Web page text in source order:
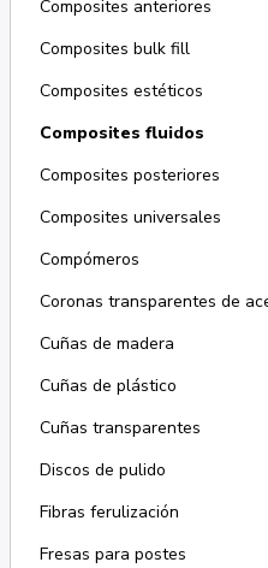
Composites anteriores
Composites bulk fill
Composites estéticos
Composites fluidos
Composites posteriores
Composites universales
Compómeros
Coronas transparentes de
Cuñas de madera
Cuñas de plástico
Cuñas transparentes
Discos de pulido
Fibras ferulización
Fresas para postes